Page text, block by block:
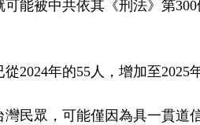
能被中共依其《刑法》第
2024年的55人，增加至2025
民眾，可能僅因為具一貫道